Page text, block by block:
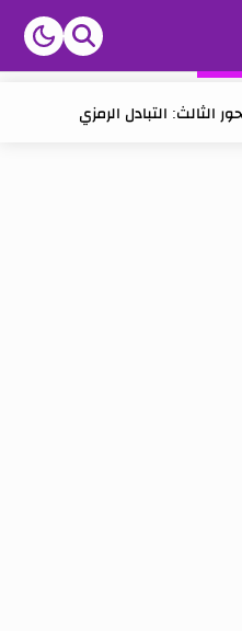
الثالث: التبادل الرمزي